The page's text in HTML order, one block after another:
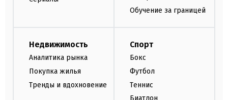
Обучение за границей
Недвижимость
Аналитика рынка
Покупка жилья
Тренды и вдохновение
Спорт
Бокс
Футбол
Теннис